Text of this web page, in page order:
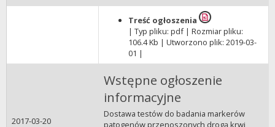
Treść ogłoszenia
| Typ pliku: pdf | Rozmiar pliku:
106.4 Kb | Utworzono plik: 2019-03-
01 |
2017-03-20
Wstępne ogłoszenie
informacyjne
Dostawa testów do badania markerów
patogenów przenoszonych drogą krwi